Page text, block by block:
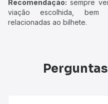
Recomendação: sempre
viação escolhida, bem
relacionadas ao bilhete.